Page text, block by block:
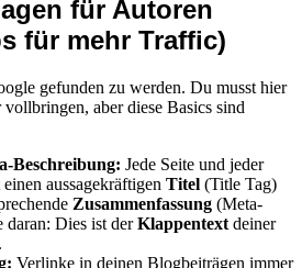
für Autoren
für mehr Traffic)
gefunden zu werden. Du musst hier
aber diese Basics sind
Beschreibung: Jede Seite und jeder
aussagekräftigen Titel (Title Tag)
Zusammenfassung (Meta-
Dies ist derKlappentext deiner
Verlinke in deinen Blogbeiträgen immer